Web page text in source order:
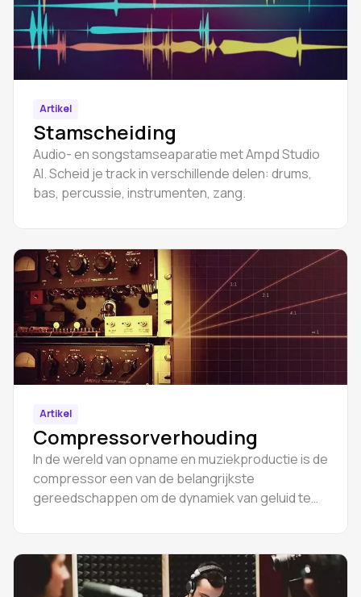
Artikel
Stamscheiding
Audio- en songstamseaparatie met Ampd Studio
AI. Scheid je track in verschillende delen: drums,
bas, percussie, instrumenten, zang.
Artikel
Compressorverhouding
In de wereld van opname en muziekproductie is de
compressor een van de belangrijkste
gereedschappen om de dynamiek van geluid te